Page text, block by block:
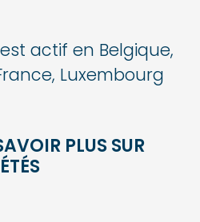
actif en Belgique,
Luxembourg
PLUS SUR